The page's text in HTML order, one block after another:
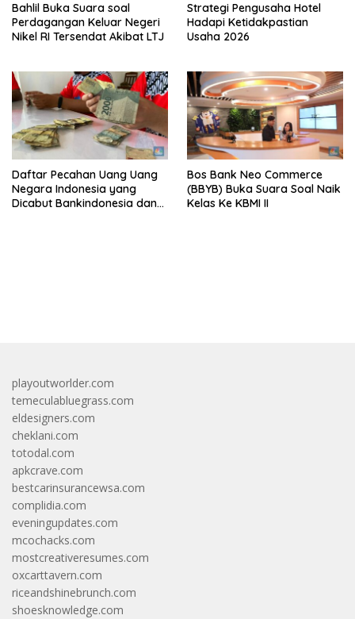
Bahlil Buka Suara soal
Perdagangan Keluar Negeri
Nikel RI Tersendat Akibat LTJ
Strategi Pengusaha Hotel
Hadapi Ketidakpastian
Usaha 2026
Daftar Pecahan Uang Uang
Negara Indonesia yang
Dicabut Bankindonesia dan
Bos Bank Neo Commerce
(BBYB) Buka Suara Soal Naik
Kelas Ke KBMI II
playoutworlder.com
temeculabluegrass.com
eldesigners.com
cheklani.com
totodal.com
apkcrave.com
bestcarinsurancewsa.com
complidia.com
eveningupdates.com
mcochacks.com
mostcreativeresumes.com
oxcarttavern.com
riceandshinebrunch.com
shoesknowledge.com